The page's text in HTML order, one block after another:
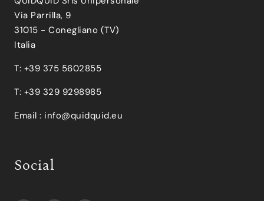
Via Parrilla, 9
31015 - Conegliano (TV)
Italia
T: +39 375 5602855
T: +39 329 9298985
Email : info@quidquid.eu
Social